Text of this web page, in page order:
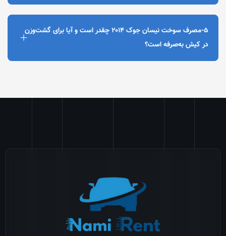
5-مصرف سوخت نیسان جوک ۲۰۱۴ چقدر است و آیا برای گشت‌وزن
در کیش به‌صرفه است؟